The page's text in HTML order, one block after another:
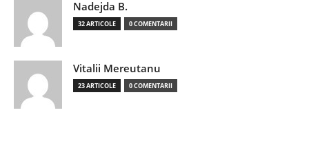
Nadejda B.
32 ARTICOLE 0 COMENTARII
Vitalii Mereutanu
23 ARTICOLE 0 COMENTARII